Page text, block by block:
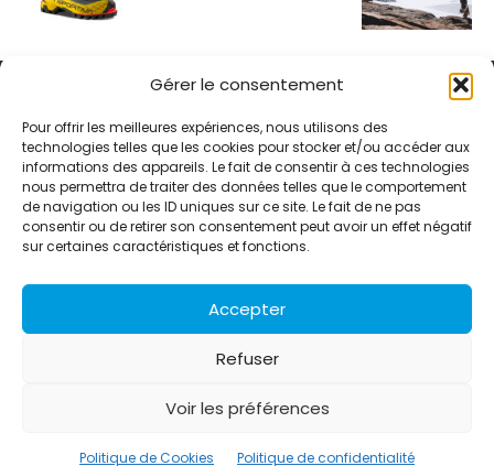
Gérer le consentement
Pour offrir les meilleures expériences, nous utilisons des
technologies telles que les cookies pour stocker et/ou accéder aux
informations des appareils. Le fait de consentir à ces technologies
nous permettra de traiter des données telles que le comportement
de navigation ou les ID uniques sur ce site. Le fait de ne pas
consentir ou de retirer son consentement peut avoir un effet négatif
sur certaines caractéristiques et fonctions.
Accepter
Refuser
Voir les préférences
Politique de Cookies Politique de confidentialité
Alternative Média est une agence de relations presse et de
relations publiques basée à Grenoble. Depuis 1995, elle conçoit et
pilote des stratégies de visibilité en France et à l’international
grâce à un réseau d’agences partenaires.
Contact International
Références